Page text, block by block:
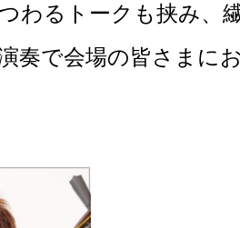
わるトークも挟み、
奏で会場の皆さまに